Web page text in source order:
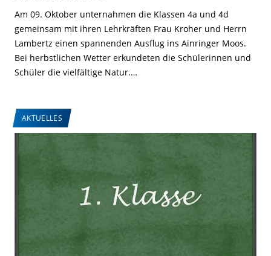
Am 09. Oktober unternahmen die Klassen 4a und 4d
gemeinsam mit ihren Lehrkräften Frau Kroher und Herrn
Lambertz einen spannenden Ausflug ins Ainringer Moos.
Bei herbstlichen Wetter erkundeten die Schülerinnen und
Schüler die vielfältige Natur.…
AKTUELLES